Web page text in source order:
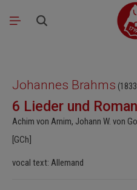
Passer au contenu principal
Johannes Brahms
6 Lieder und
Achim von Arnim, Johann W. von
[GCh]
vocal text: Allemand